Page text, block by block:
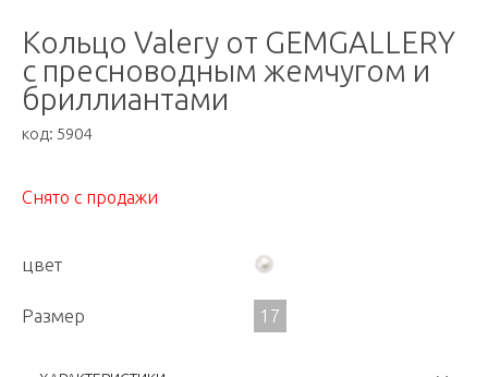
Кольцо Valery от GEMGALLERY
с пресноводным жемчугом и
бриллиантами
код: 5904
Снято с продажи
цвет
Размер 17